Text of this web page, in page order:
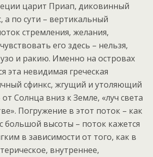
царит Приап, диковинный
а по сути – вертикальный
стремления, желания,
его здесь – нельзя,
и ракию. Именно на островах
эта невидимая греческая
сфинкс, жгущий и утоляющий
Солнца вниз к Земле, «луч света
Погружение в этот поток – как
большой высоты – поток кажется
в зависимости от того, как в
внутреннее,